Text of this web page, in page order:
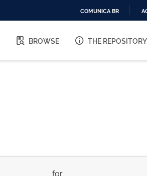
O
COMUNICA BR
BROWSE THE REPOSITORY
for